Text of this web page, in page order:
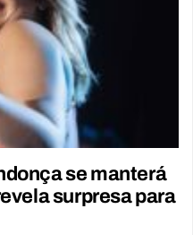
se manterá
surpresa para